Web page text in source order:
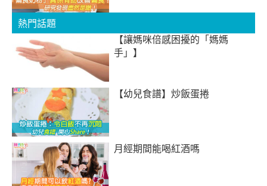
熱門話題
【讓媽咪倍感困擾的「媽媽
手」】
【幼兒食譜】炒飯蛋捲
月經期間能喝紅酒嗎